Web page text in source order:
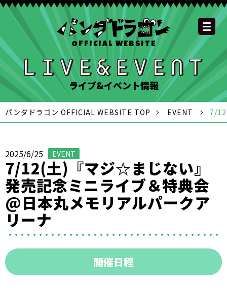
OFFICIAL WEBSITEOFFICIAL SITE TOP
NEWS MEMBER
SCHEDULE DISCOGRAPHY
GOODS
FAQ CONTACT
YOUTUBE
CHANNEL
INSTAGRAM
OFFICIAL
TWITTER
OFFICIAL LINE
ACCOUNT
OFFICIAL
TIKTOK
ライブ&イベント情報
パンダドラゴン OFFICIAL WEBSITE TOP EVENT 7/
2025/6/25 EVENT
7/12(土)『マジ☆まじない』
発売記念ミニライブ＆特典会
@日本丸メモリアルパークア
リーナ
開催日程